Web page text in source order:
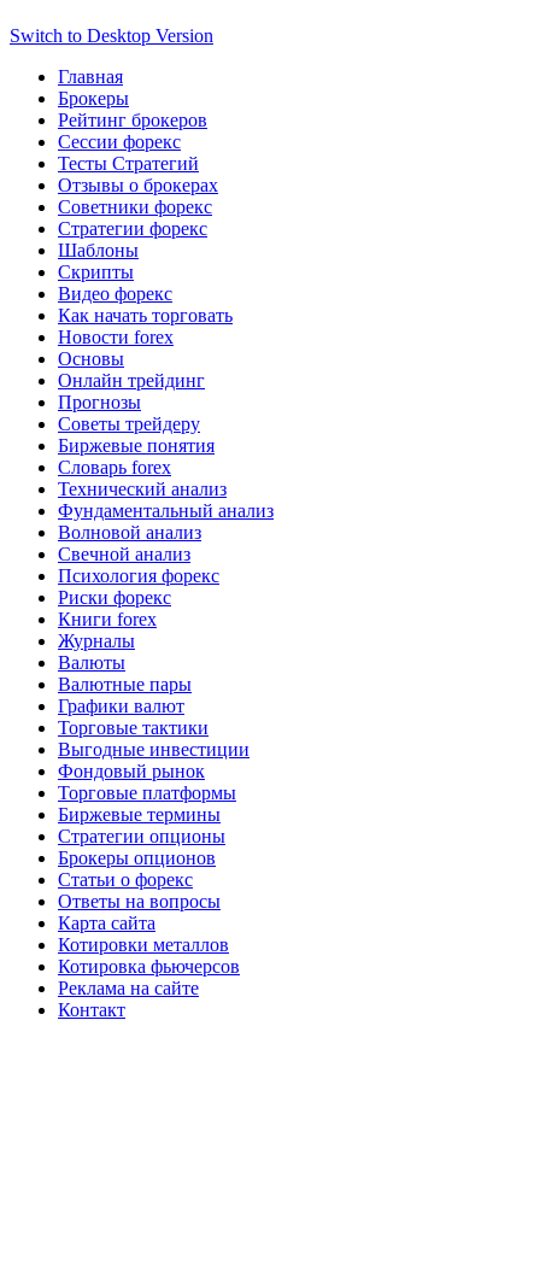
Switch to Desktop Version
Главная
Брокеры
Рейтинг брокеров
Сессии форекс
Тесты Стратегий
Отзывы о брокерах
Советники форекс
Стратегии форекс
Шаблоны
Скрипты
Видео форекс
Как начать торговать
Новости forex
Основы
Онлайн трейдинг
Прогнозы
Советы трейдеру
Биржевые понятия
Словарь forex
Технический анализ
Фундаментальный анализ
Волновой анализ
Свечной анализ
Психология форекс
Риски форекс
Книги forex
Журналы
Валюты
Валютные пары
Графики валют
Торговые тактики
Выгодные инвестиции
Фондовый рынок
Торговые платформы
Биржевые термины
Стратегии опционы
Брокеры опционов
Статьи о форекс
Ответы на вопросы
Карта сайта
Котировки металлов
Котировка фьючерсов
Реклама на сайте
Контакт